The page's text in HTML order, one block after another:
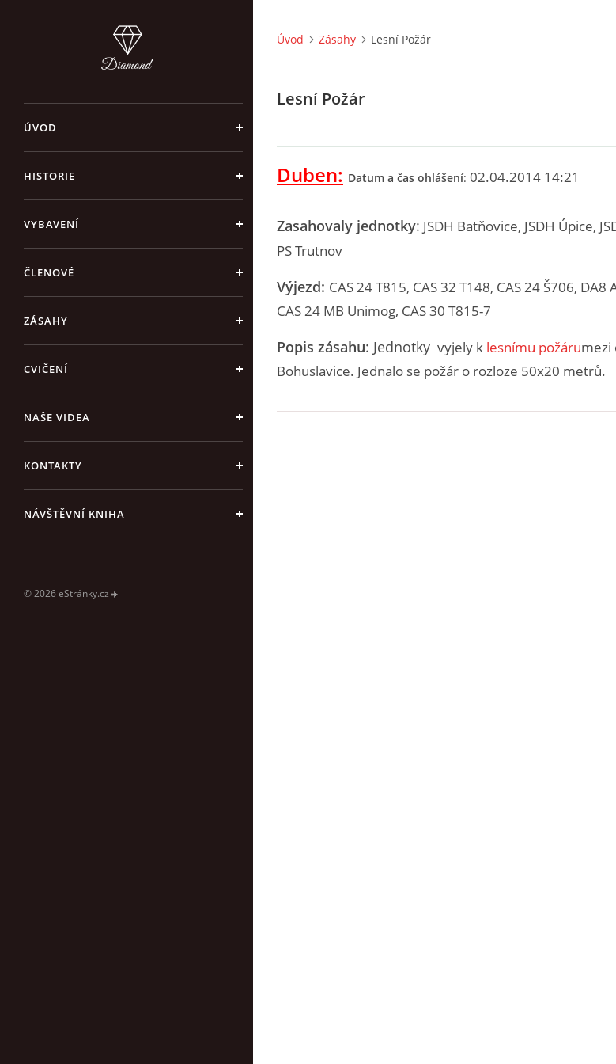
ÚVOD
HISTORIE
VYBAVENÍ
ČLENOVÉ
ZÁSAHY
CVIČENÍ
NAŠE VIDEA
KONTAKTY
NÁVŠTĚVNÍ KNIHA
© 2026 eStránky.cz
Úvod Zásahy Lesní Požár
Lesní Požár
Duben: Datum a čas ohlášení: 02.04.2014 14:21
Zasahovaly jednotky: JSDH Batňovice, JSDH Úpice,
PS Trutnov
Výjezd: CAS 24 T815, CAS 32 T148, CAS 24 Š706, DA8
CAS 24 MB Unimog, CAS 30 T815-7
Popis zásahu: Jednotky vyjely k lesnímu požárumezi
Bohuslavice. Jednalo se požár o rozloze 50x20 metrů.